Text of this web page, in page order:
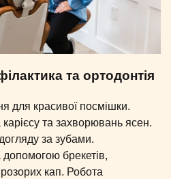
та ортодонтія
для красивої посмішки.
та захворювань ясен.
за зубами.
брекетів,
кап. Робота